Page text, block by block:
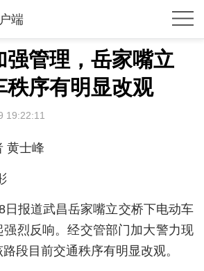
端
强管理，岳家嘴立
秩序有明显改观
19:22:11
黄士峰
日报道武昌岳家嘴立交桥下电动车
烈反响。经交管部门加大警力现
段目前交通秩序有明显改观。